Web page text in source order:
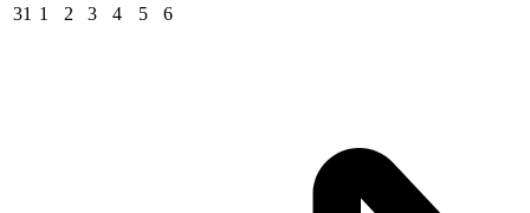
31 1 2 3 4 5 6